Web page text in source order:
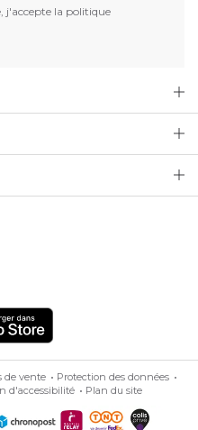
j'accepte la politique
de vente
Protection des données
d'accessibilité Plan du site